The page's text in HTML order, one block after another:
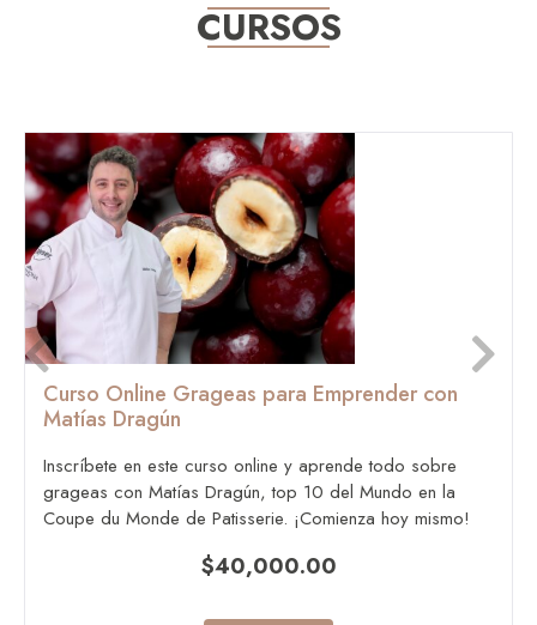
CURSOS
Curso Online Grageas para Emprender con
Matías Dragún
Inscríbete en este curso online y aprende todo sobre
grageas con Matías Dragún, top 10 del Mundo en la
Coupe du Monde de Patisserie. ¡Comienza hoy mismo!
$40,000.00